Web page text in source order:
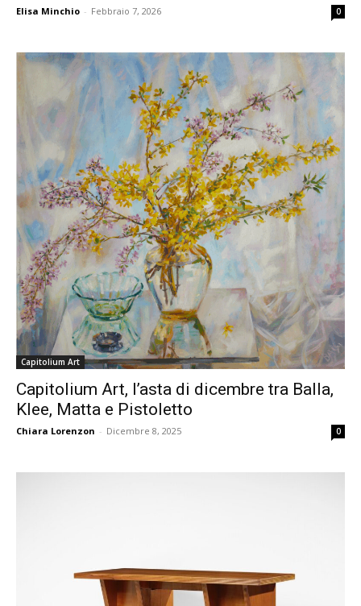
Elisa Minchio - Febbraio 7, 2026 0
Capitolium Art
Capitolium Art, l’asta di dicembre tra Balla,
Klee, Matta e Pistoletto
Chiara Lorenzon - Dicembre 8, 2025 0